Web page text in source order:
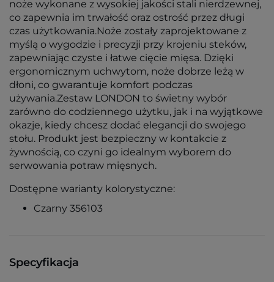
noże wykonane z wysokiej jakości stali nierdzewnej,
co zapewnia im trwałość oraz ostrość przez długi
czas użytkowania.Noże zostały zaprojektowane z
myślą o wygodzie i precyzji przy krojeniu steków,
zapewniając czyste i łatwe cięcie mięsa. Dzięki
ergonomicznym uchwytom, noże dobrze leżą w
dłoni, co gwarantuje komfort podczas
używania.Zestaw LONDON to świetny wybór
zarówno do codziennego użytku, jak i na wyjątkowe
okazje, kiedy chcesz dodać elegancji do swojego
stołu. Produkt jest bezpieczny w kontakcie z
żywnością, co czyni go idealnym wyborem do
serwowania potraw mięsnych.
Dostępne warianty kolorystyczne:
Czarny 356103
Specyfikacja